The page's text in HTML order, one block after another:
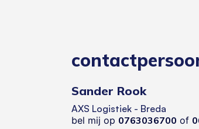
Sander Rook
AXS Logistiek - Breda
bel mij op 0763036700 of